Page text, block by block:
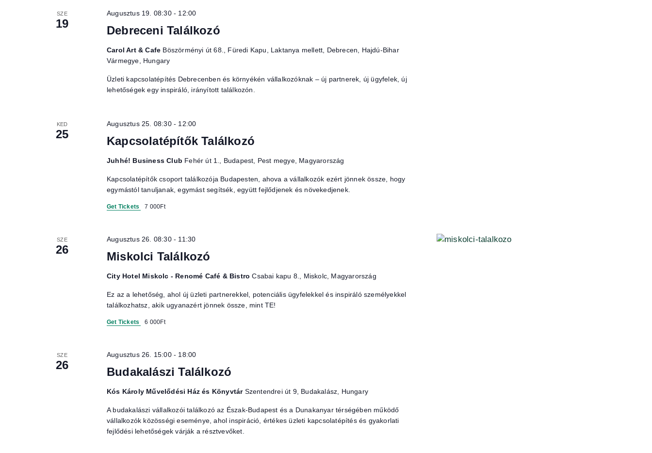
SZE
19
Debreceni Találkozó
Augusztus 19. 08:30- 12:00
Carol Art & Cafe Böszörményi út 68., Füredi Kapu, Laktanya mellett, Debrecen, Hajdú-Bihar
Vármegye, Hungary
Üzleti kapcsolatépítés Debrecenben és környékén vállalkozóknak – új partnerek, új ügyfelek, új
lehetőségek egy inspiráló, irányított találkozón.
KED
25
Kapcsolatépítők Találkozó
Augusztus 25. 08:30- 12:00
Juhhé! Business Club Fehér út 1., Budapest, Pest megye, Magyarország
Kapcsolatépítők csoport találkozója Budapesten, ahova a vállalkozók ezért jönnek össze, hogy
egymástól tanuljanak, egymást segítsék, együtt fejlődjenek és növekedjenek.
Get Tickets 7 000Ft
SZE
26
Miskolci Találkozó
Augusztus 26. 08:30- 11:30
City Hotel Miskolc - Renomé Café & BistroCsabai kapu 8., Miskolc, Magyarország
Ez az a lehetőség, ahol új üzleti partnerekkel, potenciális ügyfelekkel és inspiráló személyekkel
találkozhatsz, akik ugyanazért jönnek össze, mint TE!
Get Tickets 6 000Ft
SZE
26
Budakalászi Találkozó
Augusztus 26. 15:00- 18:00
Kós Károly Művelődési Ház és Könyvtár Szentendrei út 9, Budakalász, Hungary
A budakalászi vállalkozói találkozó az Észak-Budapest és a Dunakanyar térségében működő
vállalkozók közösségi eseménye, ahol inspiráció, értékes üzleti kapcsolatépítés és gyakorlati
fejlődési lehetőségek várják a résztvevőket.